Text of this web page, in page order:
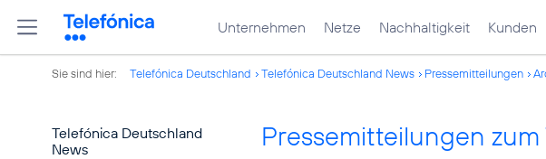
Unternehmen Netze Nachhaltigkeit Kunden
Sie sind hier: Telefónica Deutschland Telefónica Deutschland News Pressemitteilungen
Telefónica Deutschland
News
Pressemitteilungen